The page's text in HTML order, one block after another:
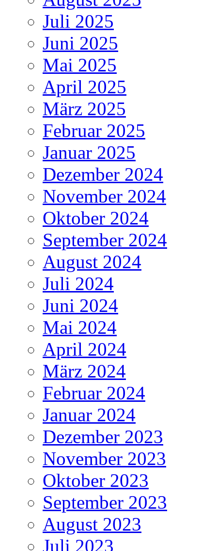
Juli 2025
Juni 2025
Mai 2025
April 2025
März 2025
Februar 2025
Januar 2025
Dezember 2024
November 2024
Oktober 2024
September 2024
August 2024
Juli 2024
Juni 2024
Mai 2024
April 2024
März 2024
Februar 2024
Januar 2024
Dezember 2023
November 2023
Oktober 2023
September 2023
August 2023
Juli 2023